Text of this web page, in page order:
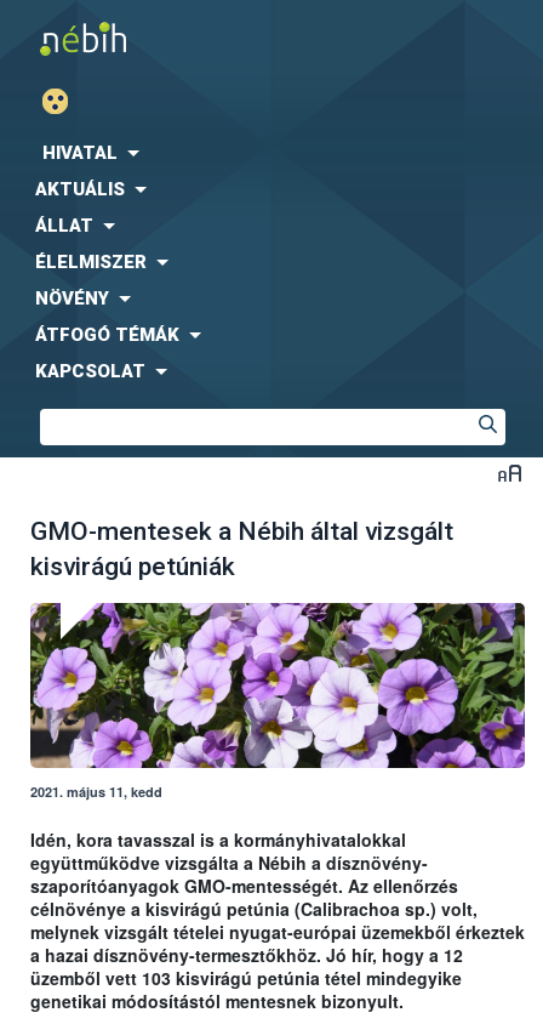
HIVATAL
AKTUÁLIS
ÁLLAT
ÉLELMISZER
NÖVÉNY
ÁTFOGÓ TÉMÁK
KAPCSOLAT
GMO-mentesek a Nébih által vizsgált
kisvirágú petúniák
2021. május 11, kedd
Idén, kora tavasszal is a kormányhivatalokkal
együttműködve vizsgálta a Nébih a dísznövény-
szaporítóanyagok GMO-mentességét. Az ellenőrzés
célnövénye a kisvirágú petúnia (Calibrachoa sp.) volt,
melynek vizsgált tételei nyugat-európai üzemekből érkeztek
a hazai dísznövény-termesztőkhöz. Jó hír, hogy a 12
üzemből vett 103 kisvirágú petúnia tétel mindegyike
genetikai módosítástól mentesnek bizonyult.